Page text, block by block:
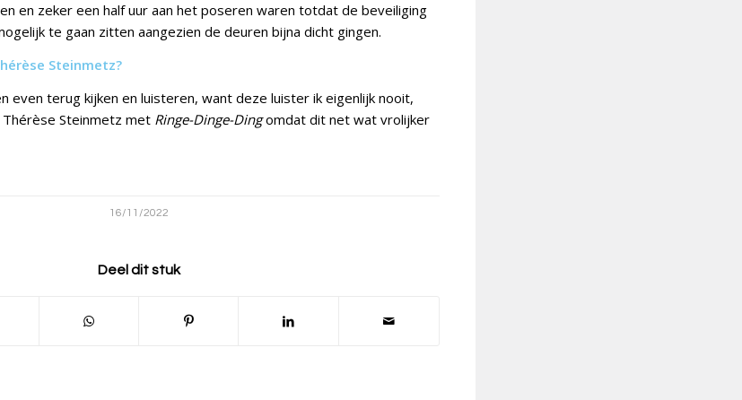
en zeker een half uur aan het poseren waren totdat de beveiliging
te gaan zitten aangezien de deuren bijna dicht gingen.
Steinmetz?
even terug kijken en luisteren, want deze luister ik eigenlijk nooit,
Steinmetz met Ringe-Dinge-Dingomdat dit net wat vrolijker
16/11/2022
Deel dit stuk